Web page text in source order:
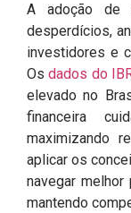
A adoção de
desperdícios,
investidores e
Osdados do
elevado no
financeira
maximizando
aplicar os
navegar
mantendo